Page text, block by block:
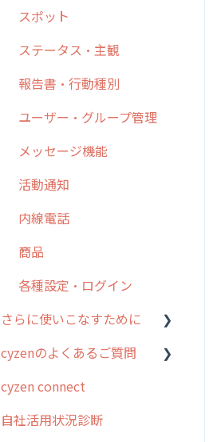
5. 基本的な使い方：シス
ザー編
7. 初心者向けよくある質
ための設定
10.ユーザー向けおすすめ
方法
予定
日報
履歴
メンバー
メッセージ
パフォーマンス
外部リンク
お知らせ
設定
スポット
ステータス・主観
報告書・行動種別
ユーザー・グループ管理
メッセージ機能
活動通知
内線電話
商品
各種設定・ログイン
さらに使いこなすために
はじめに
スポット・ステータス関連
cyzenのよくあるご質問
ログインについて
グループ・ユーザーについ
cyzen connect
自社活用状況診断